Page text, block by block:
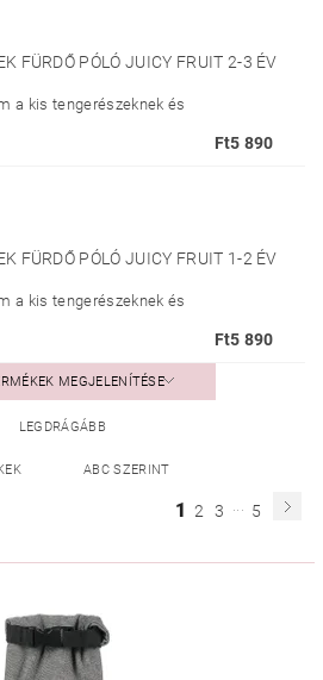
FÜRDŐ PÓLÓ JUICY FRUIT 2-3 ÉV
a kis tengerészeknek és
Ft5 890
FÜRDŐ PÓLÓ JUICY FRUIT 1-2 ÉV
a kis tengerészeknek és
Ft5 890
MEGJELENÍTÉSE
LEGDRÁGÁBB
ABC SZERINT
1 2 3 ... 5